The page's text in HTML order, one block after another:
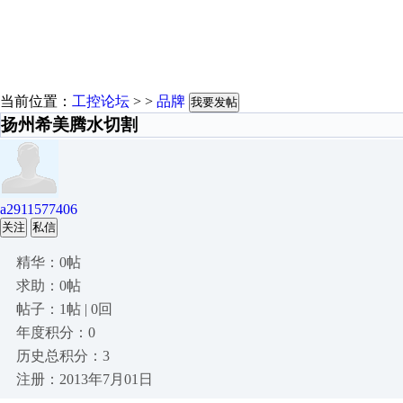
当前位置： 工控论坛 > > 品牌 我要发帖
扬州希美腾水切割
a2911577406
关注 私信
精华：0帖
求助：0帖
帖子：1帖 | 0回
年度积分：0
历史总积分：3
注册：2013年7月01日